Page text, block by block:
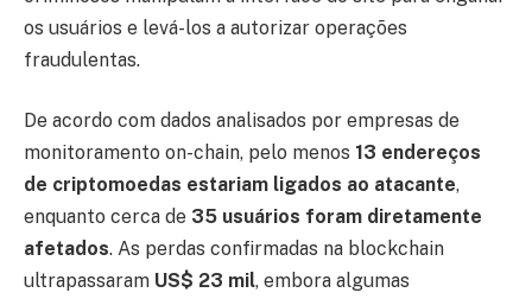
os usuários e levá-los a autorizar operações
fraudulentas.
De acordo com dados analisados por empresas de
monitoramento on-chain, pelo menos 13 endereços
de criptomoedas estariam ligados ao atacante,
enquanto cerca de 35 usuários foram diretamente
afetados. As perdas confirmadas na blockchain
ultrapassaram US$ 23 mil, embora algumas